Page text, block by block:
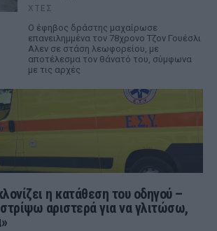
ΧΤΕΣ
Ο έφηβος δράστης μαχαίρωσε
επανειλημμένα τον 78χρονο Τζον Γουέσλι
Αλεν σε στάση λεωφορείου, με
αποτέλεσμα τον θάνατό του, σύμφωνα
με τις αρχές
η κατάθεση του οδηγού –
αριστερά για να γλιτώσω,